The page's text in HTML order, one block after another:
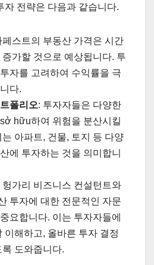
자 전략은 다음과 같습니다.
페스트의 부동산 가격은 시간
가할 것으로 예상됩니다. 투
자를 고려하여 수익률을 극
다.
폴리오: 투자자들은 다양한
hữu하여 위험을 분산시킬
아파트, 건물, 토지 등 다양
에 투자하는 것을 의미합니
헝가리 비즈니스 컨설턴트와
투자에 대한 전문적인 자문
요합니다. 이는 투자자들에
이해하고, 올바른 투자 결정
도와줍니다.